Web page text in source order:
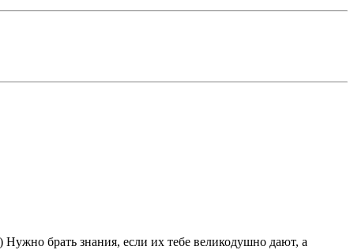
брать знания, если их тебе великодушно дают, а